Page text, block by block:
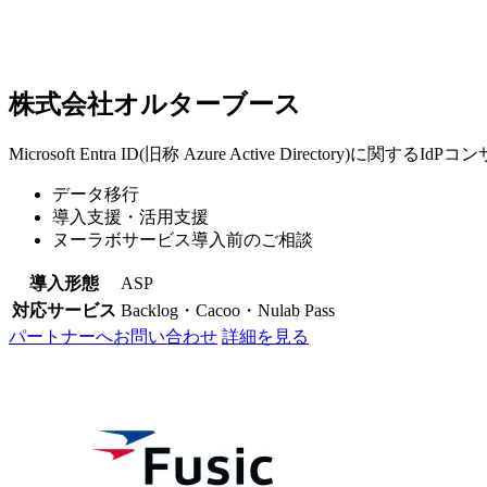
株式会社オルターブース
Microsoft Entra ID(旧称 Azure Active Directory)に関するIdPコ
データ移行
導入支援・活用支援
ヌーラボサービス導入前のご相談
導入形態
ASP
対応サービス Backlog・Cacoo・Nulab Pass
パートナーへお問い合わせ 詳細を見る